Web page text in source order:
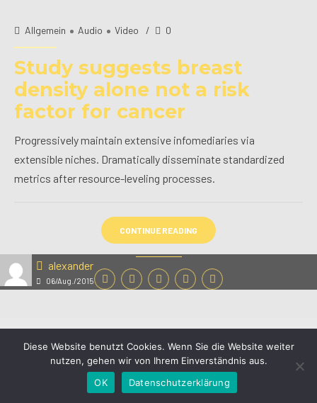
alexander
06/Aug./2015
Allgemein Audio Video 0
Study suggests breast
density alone not a risk
factor for cancer
Progressively maintain extensive infomediaries via
extensible niches. Dramatically disseminate standardized
metrics after resource-leveling processes.
CONTINUE READING
77
Datenschutz Impressum
Diese Website benutzt Cookies. Wenn Sie die Website weiter
nutzen, gehen wir von Ihrem Einverständnis aus.
OK
Datenschutzerklärung